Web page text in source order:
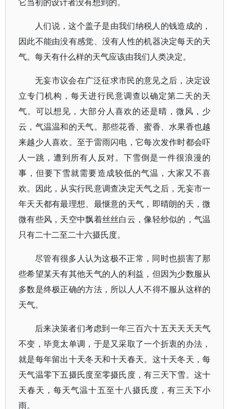
人们说，这个盖子是由我们纳税人的钱造成的，
因此不能由没有感觉、没有人性的机器决定每天的天
气。每天有什么样的天气应该由我们人类决定。
无妄市议会在广泛征求市民的意见之后，决定设
立专门机构，每天进行民意调查以确定第二天的天
气。可以想见，大部分人喜欢的还是晴，微风，少
云，气温温和的天气。那些花香、蜜香、水果香也越
来越少人喜欢。至于雷雨闪电，它每次发作时都会吓
人一跳，遭到所有人反对。下雪倒是一件很浪漫的
事，但要下雪就需要造成较低的气温，大家又不喜
欢。因此，从实行民意调查决定天气之后，无妄市一
年天天都有最理想、最惬意的天气，即晴朗的天，微
微有些风，天空中飘着丝丝白云，像轻纱似的，气温
只有二十二至二十六摄氏度。
尽管有很多人认为这极不正常，同时也损害了那
些希望某天有其他天气的人的利益，但因为少数服从
多数是终极正确的方法，所以人人不得不服从这样的
天气。
后来决策者们考虑到一年三百六十五天天天天气
不变，毕竟太单调，于是又采取了一个折衷的办法，
就是每年留出十天冬天和十天春天。这十天冬天，每
天气温零下五摄氏度至零摄氏度，有三天下雪。这十
天春天，每天气温十五至十八摄氏度，有三天下小
雨。